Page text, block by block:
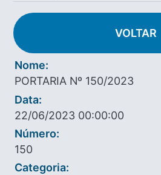
VOLTAR
Nome:
PORTARIA Nº 150/2023
Data:
22/06/2023 00:00:00
Número:
150
Categoria: